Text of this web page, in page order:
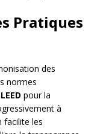
Pratiques
des
normes
pour la
à
facilite les